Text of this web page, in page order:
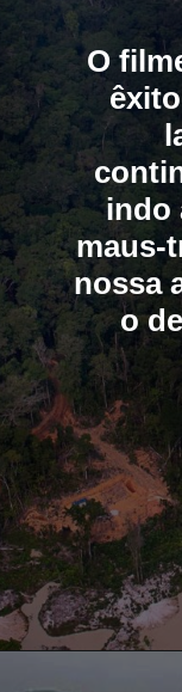
O
indo
maus-
nossa
o